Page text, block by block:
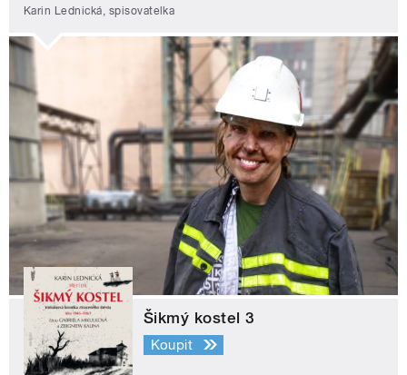
Karin Lednická, spisovatelka
Šikmý kostel 3
Koupit